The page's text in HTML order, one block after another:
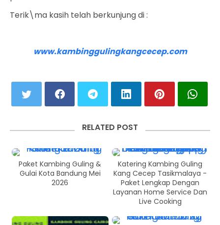
Terik\ma kasih telah berkunjung di :
www.kambinggulingkangcecep.com
RELATED POST
Paket Kambing Guling &
Gulai Kota Bandung Mei
2026
Katering Kambing Guling
Kang Cecep Tasikmalaya -
Paket Lengkap Dengan
Layanan Home Service Dan
Live Cooking